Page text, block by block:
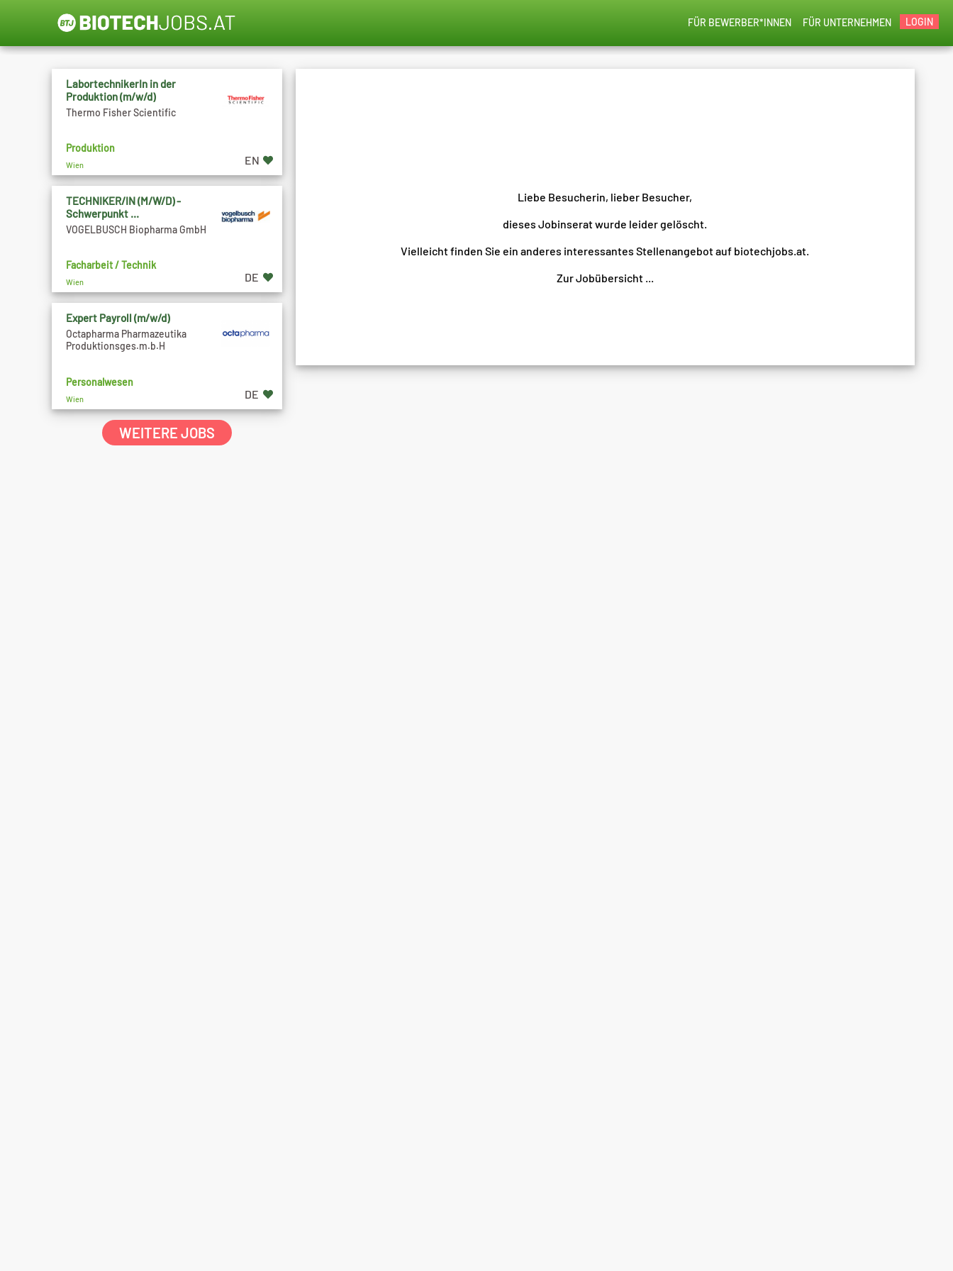
LOGIN
FÜR UNTERNEHMEN
FÜR BEWERBER*INNEN
Liebe Besucherin, lieber Besucher,
dieses Jobinserat wurde leider gelöscht.
Vielleicht finden Sie ein anderes interessantes Stellenangebot auf biotechjobs.at.
Zur Jobübersicht ...
LabortechnikerIn in der
Produktion (m/w/d)
Thermo Fisher Scientific
Produktion
Wien EN
TECHNIKER/IN (M/W/D) -
Schwerpunkt ...
VOGELBUSCH Biopharma GmbH
Facharbeit / Technik
Wien DE
Expert Payroll (m/w/d)
Octapharma Pharmazeutika
Produktionsges.m.b.H
Personalwesen
Wien DE
WEITERE JOBS